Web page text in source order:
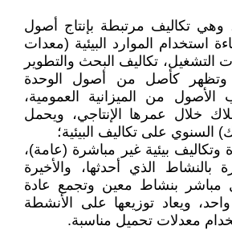
وهي تكاليف مرتبطة بإنتاج أصول
استخدام الموارد البيئية (معدات
التشغيل، تكاليف البحث والتطوير
وتظهر كأصل من أصول الوحدة
الأصول من الميزانية العمومية،
خلال عمرها الإنتاجي، ويحمل
السنوي على تكاليف البيئية؛
وتكاليف بيئية غير مباشرة (عامة)،
بالنشاط الذي أحدثها، والأخيرة
بنشاط معين وتجمع عادة
ويعاد توزيعها على الأنشطة
معدلات تحميل مناسبة.